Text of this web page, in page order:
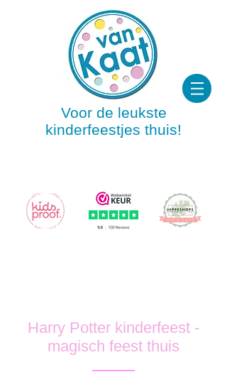
Voor de leukste
kinderfeestjes thuis!
Harry Potter kinderfeest -
magisch feest thuis